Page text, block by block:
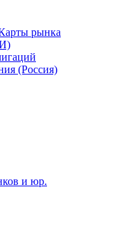
рынка
(Россия)
и юр.